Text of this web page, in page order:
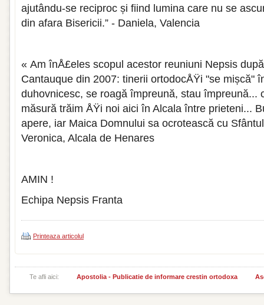
ajutându-se reciproc și fiind lumina care nu se
din afara Bisericii.” - Daniela, Valencia
« Am înÅ£eles scopul acestor reuniuni Nepsis
Cantauque din 2007: tinerii ortodocÅŸi "se mișcă"
duhovnicesc, se roagă împreună, stau împreună...
măsură trăim ÅŸi noi aici în Alcala între prieteni...
apere, iar Maica Domnului sa ocrotească cu
Veronica, Alcala de Henares
AMIN !
Echipa Nepsis Franta
Printeaza articolul
Te afli aici: Apostolia - Publicatie de informare crestin ortodoxa